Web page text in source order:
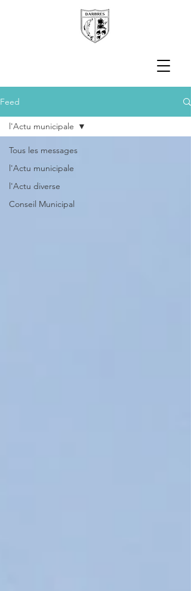
Feed
Tous les messages
l'Actu municipale
l'Actu diverse
Conseil Municipal
l'Actu municipale